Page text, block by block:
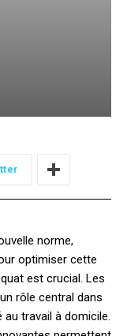
norme,
optimiser cette
est crucial. Les
rôle central dans
au travail à domicile.